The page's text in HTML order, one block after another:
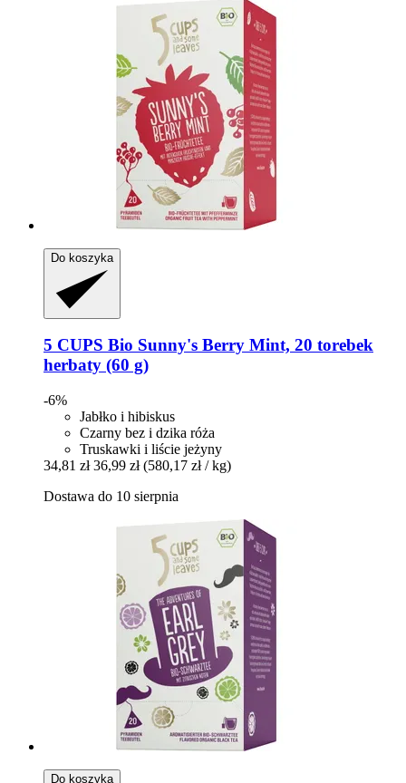
Do koszyka
5 CUPS Bio Sunny's Berry Mint, 20 torebek
herbaty (60 g)
-6%
Jabłko i hibiskus
Czarny bez i dzika róża
Truskawki i liście jeżyny
34,81 zł 36,99 zł (580,17 zł / kg)
Dostawa do 10 sierpnia
Do koszyka